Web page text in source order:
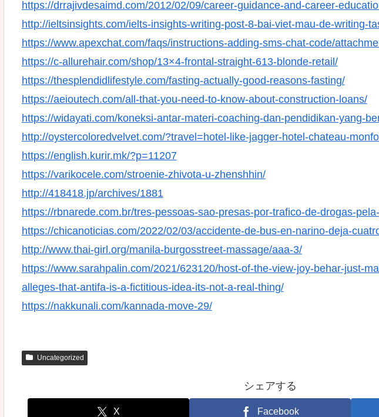
https://drrajivdesaimd.com/2012/02/09/career-guidance-and-career-
http://ieltsinsights.com/ielts-insights-writing-post-8-bai-viet-mau-de-writing-
https://www.apexchat.com/faqs/instructions-adding-sms-chat-code/
https://c-allurehair.com/shop/13×4-frontal-straight-613-blonde-retail/
https://thesplendidlifestyle.com/fasting-actually-good-reasons-fasting/
https://aeioutech.com/all-that-you-need-to-know-about-construction-loans/
https://widayati.com/koneksi-antar-materi-coaching-dan-pendidikan-yang-
http://oystercoloredvelvet.com/?travel=hotel-like-jagger-hotel-chateau-
https://english.kurir.mk/?p=11207
https://varikocele.com/stroenie-zhivota-u-zhenshhin/
http://418418.jp/archives/1881
https://rbnarede.com.br/tres-pessoas-sao-presas-por-trafico-de-drogas-
https://chicanoticias.com/2022/02/03/accidente-de-bus-en-narino-deja-
http://www.thai-girl.org/manila-burgosstreet-massage/aaa-3/
https://www.sarahpalin.com/2021/623120/host-of-the-view-joy-behar-just-
alleges-that-antifa-is-a-fictitious-idea-its-not-a-real-thing/
https://nakkunali.com/kannada-move-29/
Uncategorized
シェアする
X Facebook